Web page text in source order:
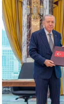
.
चा
य
प
र
स
मी
क्षा